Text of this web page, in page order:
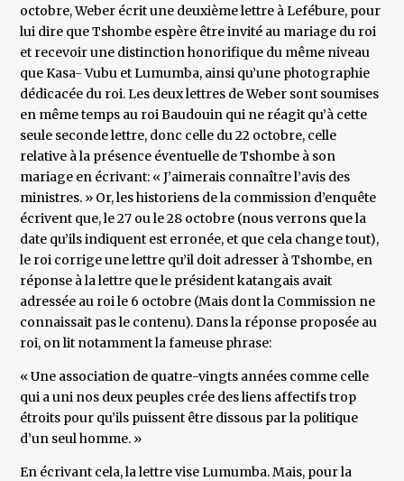
octobre, Weber écrit une deuxième lettre à Lefébure, pour
lui dire que Tshombe espère être invité au mariage du roi
et recevoir une distinction honorifique du même niveau
que Kasa- Vubu et Lumumba, ainsi qu’une photographie
dédicacée du roi. Les deux lettres de Weber sont soumises
en même temps au roi Baudouin qui ne réagit qu’à cette
seule seconde lettre, donc celle du 22 octobre, celle
relative à la présence éventuelle de Tshombe à son
mariage en écrivant: « J’aimerais connaître l’avis des
ministres. » Or, les historiens de la commission d’enquête
écrivent que, le 27 ou le 28 octobre (nous verrons que la
date qu’ils indiquent est erronée, et que cela change tout),
le roi corrige une lettre qu’il doit adresser à Tshombe, en
réponse à la lettre que le président katangais avait
adressée au roi le 6 octobre (Mais dont la Commission ne
connaissait pas le contenu). Dans la réponse proposée au
roi, on lit notamment la fameuse phrase:
« Une association de quatre-vingts années comme celle
qui a uni nos deux peuples crée des liens affectifs trop
étroits pour qu’ils puissent être dissous par la politique
d’un seul homme. »
En écrivant cela, la lettre vise Lumumba. Mais, pour la